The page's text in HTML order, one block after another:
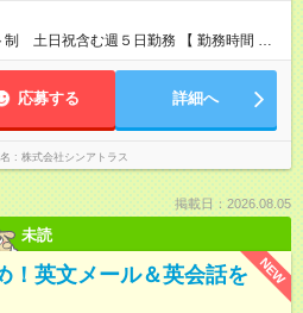
祝含む週５日勤務 【 勤務時間 】
働8h／休憩１h） ※残業ほとんどありま
応募する 詳細へ
株式会社シンアトラス
掲載日：2026.08.05
未読
NEW
！英文メール＆英会話を